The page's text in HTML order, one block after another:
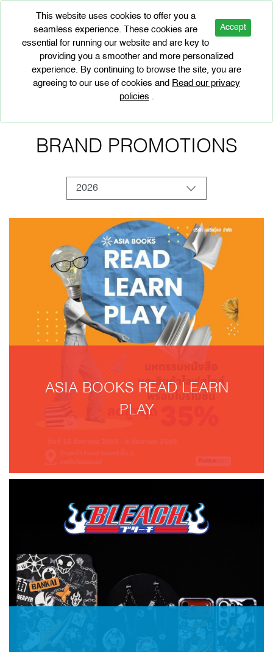
Accept
This website uses cookies to offer you a
seamless experience. These cookies are
essential for running our website and are key to
providing you a smoother and more personalized
experience. By continuing to browse the site, you are
agreeing to our use of cookies and Read our privacy
policies .
BRAND PROMOTIONS
BRAND PROMOTIONS
ASIA BOOKS READ LEARN
PLAY